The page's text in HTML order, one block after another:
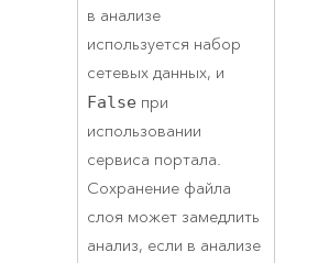
в анализе
используется набор
сетевых данных, и
False при
использовании
сервиса портала.
Сохранение файла
слоя может замедлить
анализ, если в анализе